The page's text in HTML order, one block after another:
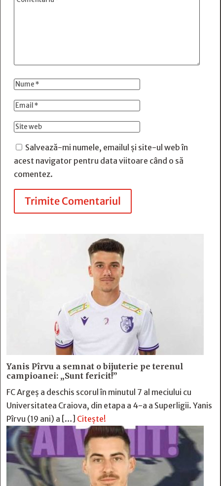
Salvează-mi numele, emailul și site-ul web în
acest navigator pentru data viitoare când o să
comentez.
Trimite Comentariul
Yanis Pîrvu a semnat o bijuterie pe terenul
campioanei: „Sunt fericit!”
FC Argeș a deschis scorul în minutul 7 al meciului cu
Universitatea Craiova, din etapa a 4-a a Superligii. Yanis
Pîrvu (19 ani) a […] Citește!